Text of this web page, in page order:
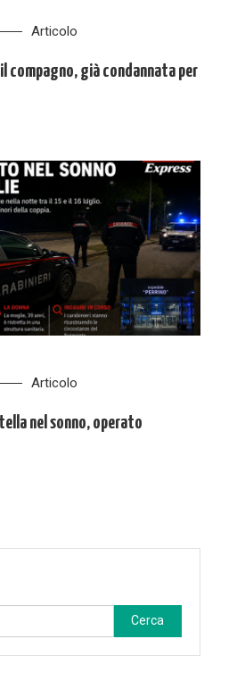
Articolo
compagno, già condannata per
Articolo
nel sonno, operato
Ricerca
per: